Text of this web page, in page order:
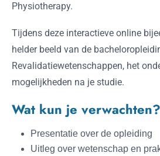
Physiotherapy.
Tijdens deze interactieve online
helder beeld van de
Revalidatiewetenschappen, het
mogelijkheden na je studie.
Wat kun je verwachten?
Presentatie over de opleiding
Uitleg over wetenschap en